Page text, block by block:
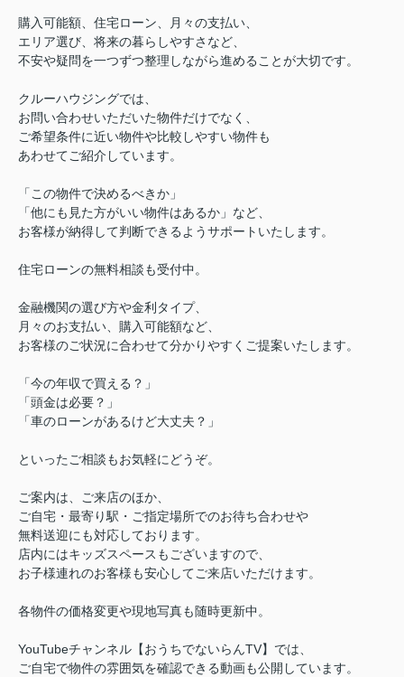
購入可能額、住宅ローン、月々の支払い、
エリア選び、将来の暮らしやすさなど、
不安や疑問を一つずつ整理しながら進めることが大切です。
クルーハウジングでは、
お問い合わせいただいた物件だけでなく、
ご希望条件に近い物件や比較しやすい物件も
あわせてご紹介しています。
「この物件で決めるべきか」
「他にも見た方がいい物件はあるか」など、
お客様が納得して判断できるようサポートいたします。
住宅ローンの無料相談も受付中。
金融機関の選び方や金利タイプ、
月々のお支払い、購入可能額など、
お客様のご状況に合わせて分かりやすくご提案いたします。
「今の年収で買える？」
「頭金は必要？」
「車のローンがあるけど大丈夫？」
といったご相談もお気軽にどうぞ。
ご案内は、ご来店のほか、
ご自宅・最寄り駅・ご指定場所でのお待ち合わせや
無料送迎にも対応しております。
店内にはキッズスペースもございますので、
お子様連れのお客様も安心してご来店いただけます。
各物件の価格変更や現地写真も随時更新中。
YouTubeチャンネル【おうちでないらんTV】では、
ご自宅で物件の雰囲気を確認できる動画も公開しています。